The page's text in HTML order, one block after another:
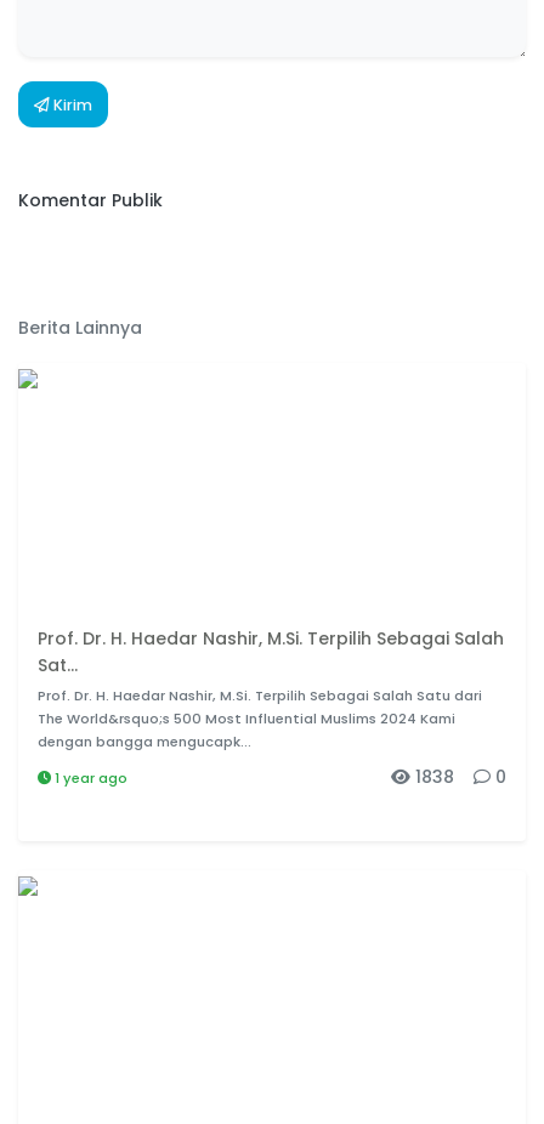
Kirim
Komentar Publik
Berita Lainnya
Prof. Dr. H. Haedar Nashir, M.Si. Terpilih Sebagai Salah
Sat...
Prof. Dr. H. Haedar Nashir, M.Si. Terpilih Sebagai Salah Satu dari
The World&rsquo;s 500 Most Influential Muslims 2024 Kami
dengan bangga mengucapk...
1 year ago
0
1838